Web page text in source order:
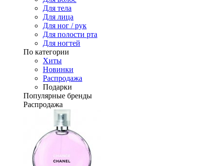
Для тела
Для лица
Для ног / рук
Для полости рта
Для ногтей
По категории
Хиты
Новинки
Распродажа
Подарки
Популярные бренды
Распродажа